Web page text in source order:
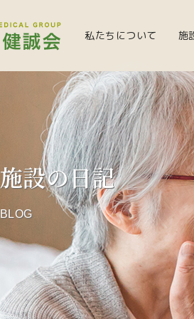
私たちについて 施
施設の日記
BLOG